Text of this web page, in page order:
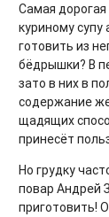
Самая дорогая
куриному супу
готовить из
бёдрышки? В
зато в них в
содержание
щадящих
принесёт
Но грудку
повар Андрей
приготовить!